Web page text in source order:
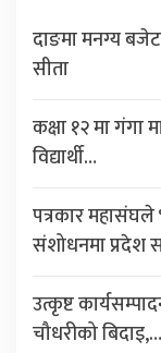
दाङमा मनग्य बजेट
सीता
कक्षा १२ मा गंगा
विद्यार्थी…
पत्रकार महासंघले
संशोधनमा प्रदेश
उत्कृष्ट
चौधरीको बिदाइ,…